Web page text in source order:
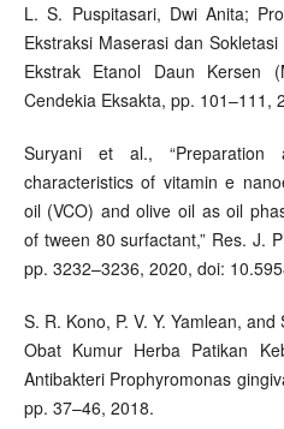
L. S. Puspitasari, Dwi Anita;
Ekstraksi Maserasi dan
Ekstrak Etanol Daun Kersen
Cendekia Eksakta, pp. 101–111,
Suryani et al., “Preparation
characteristics of vitamin e
oil (VCO) and olive oil as oil
of tween 80 surfactant,” Res. J.
pp. 3232–3236, 2020, doi:
S. R. Kono, P. V. Y. Yamlean,
Obat Kumur Herba Patikan
Antibakteri Prophyromonas
pp. 37–46, 2018.